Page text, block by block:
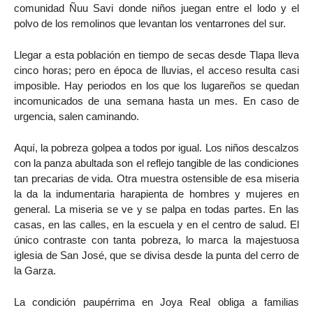
comunidad Ñuu Savi donde niños juegan entre el lodo y el
polvo de los remolinos que levantan los ventarrones del sur.
Llegar a esta población en tiempo de secas desde Tlapa lleva
cinco horas; pero en época de lluvias, el acceso resulta casi
imposible. Hay periodos en los que los lugareños se quedan
incomunicados de una semana hasta un mes. En caso de
urgencia, salen caminando.
Aquí, la pobreza golpea a todos por igual. Los niños descalzos
con la panza abultada son el reflejo tangible de las condiciones
tan precarias de vida. Otra muestra ostensible de esa miseria
la da la indumentaria harapienta de hombres y mujeres en
general. La miseria se ve y se palpa en todas partes. En las
casas, en las calles, en la escuela y en el centro de salud. El
único contraste con tanta pobreza, lo marca la majestuosa
iglesia de San José, que se divisa desde la punta del cerro de
la Garza.
La condición paupérrima en Joya Real obliga a familias